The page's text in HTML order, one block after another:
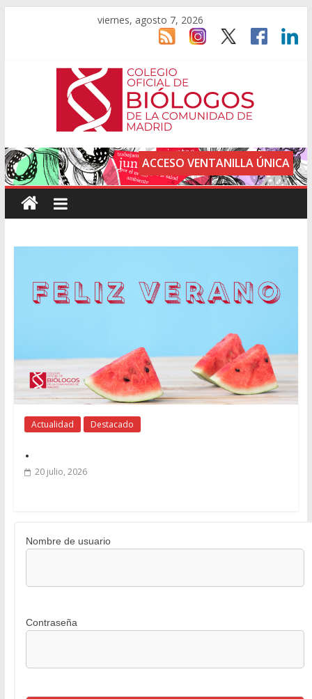
viernes, agosto 7, 2026
ACCESO VENTANILLA ÚNICA
Actualidad Destacado
.
20 julio, 2026
Nombre de usuario
Contraseña